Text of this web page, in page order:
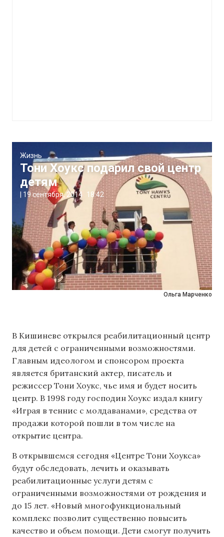
Ольга Марченко
Жизнь
Тони Хоукс подарил свой центр
детям
19 сентября, 2014 18:42
В Кишиневе открылся реабилитационный центр
для детей с ограниченными возможностями.
Главным идеологом и спонсором проекта
является британский актер, писатель и
режиссер Тони Хоукс, чье имя и будет носить
центр. В 1998 году господин Хоукс издал книгу
«Играя в теннис с молдаванами», средства от
продажи которой пошли в том числе на
открытие центра.
В открывшемся сегодня «Центре Тони Хоукса»
будут обследовать, лечить и оказывать
реабилитационные услуги детям с
ограниченными возможностями от рождения и
до 15 лет. «Новый многофункциональный
комплекс позволит существенно повысить
качество и объем помощи. Дети смогут получить